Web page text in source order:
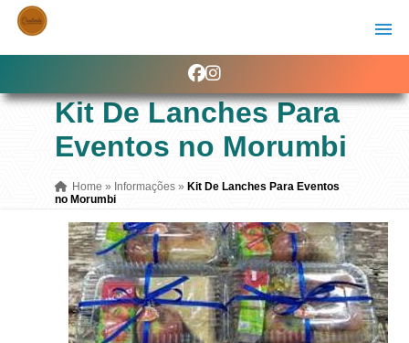
Kit De Lanches Para
Eventos no Morumbi
Home » Informações » Kit De Lanches Para Eventos
no Morumbi